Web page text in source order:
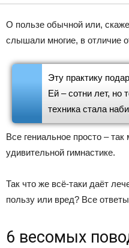
О пользе обычной или,
слышали многие, в отличие
Эту практику
Ей – сотни лет, но
техника стала
Все гениальное просто –
удивительной гимнастике.
Так что же всё-таки даёт
пользу или вред? Все
6 весомых